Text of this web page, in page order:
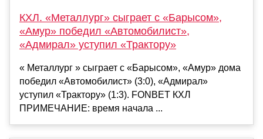
КХЛ. «Металлург» сыграет с «Барысом»,
«Амур» победил «Автомобилист»,
«Адмирал» уступил «Трактору»
« Металлург » сыграет с «Барысом», «Амур» дома
победил «Автомобилист» (3:0), «Адмирал»
уступил «Трактору» (1:3). FONBET КХЛ
ПРИМЕЧАНИЕ: время начала ...